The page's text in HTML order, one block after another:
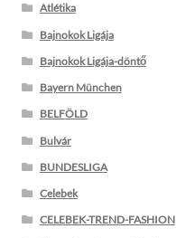
Atlétika
Bajnokok Ligája
Bajnokok Ligája-döntő
Bayern München
BELFÖLD
Bulvár
BUNDESLIGA
Celebek
CELEBEK-TREND-FASHION